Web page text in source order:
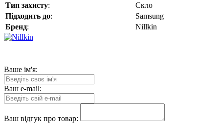
Тип захисту:
Скло
Підходить до:
Samsung
Бренд: Nillkin
Ваше ім'я:
Ваш e-mail:
Ваш відгук про товар: